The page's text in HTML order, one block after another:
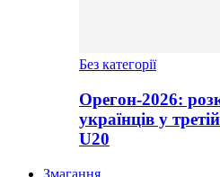
Без категорії
Орегон-2026:
українців у
U20
Змагання